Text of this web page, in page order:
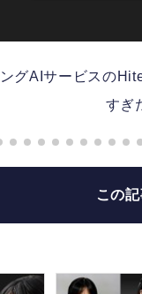
グAIサービスの
すぎ
この